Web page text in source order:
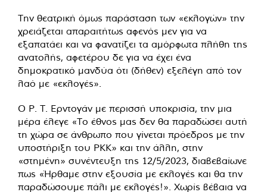
Την θεατρική όμως παράσταση των «εκλογών» την
χρειάζεται απαραιτήτως αφενός μεν για να
εξαπατάει και να φανατίζει τα αμόρφωτα πλήθη της
ανατολής, αφετέρου δε για να έχει ένα
δημοκρατικό μανδύα ότι (δήθεν) εξελέγη από τον
λαό με «εκλογές».
Ο Ρ. Τ. Ερντογάν με περισσή υποκρισία, την μια
μέρα έλεγε «Το έθνος μας δεν θα παραδώσει αυτή
τη χώρα σε άνθρωπο που γίνεται πρόεδρος με την
υποστήριξη του PΚΚ» και την άλλη, στην
«στημένη» συνέντευξη της 12/5/2023, διαβεβαίωνε
πως «Ήρθαμε στην εξουσία με εκλογές και θα την
παραδώσουμε πάλι με εκλογές!». Χωρίς βέβαια να